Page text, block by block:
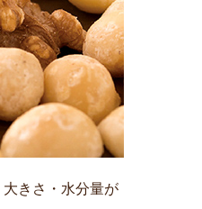
きさ・水分量が